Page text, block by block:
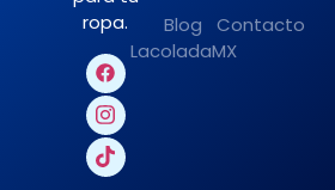
ropa.
Blog
LacoladaMX
Contacto